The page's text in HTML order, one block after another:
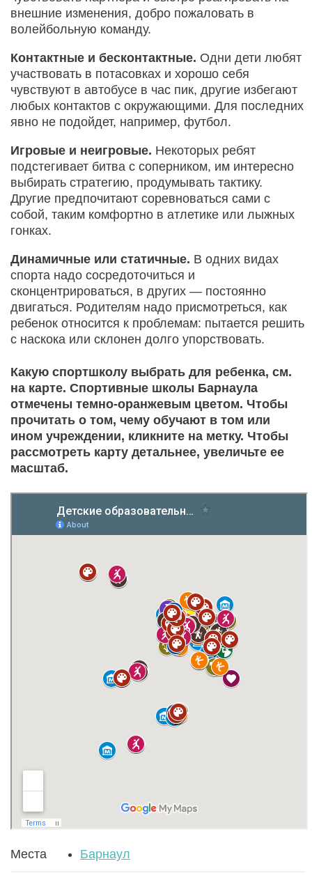
внешние изменения, добро пожаловать в
волейбольную команду.
Контактные и бесконтактные. Одни дети любят
участвовать в потасовках и хорошо себя
чувствуют в автобусе в час пик, другие избегают
любых контактов с окружающими. Для последних
явно не подойдет, например, футбол.
Игровые и неигровые. Некоторых ребят
подстегивает битва с соперником, им интересно
выбирать стратегию, продумывать тактику.
Другие предпочитают соревноваться сами с
собой, таким комфортно в атлетике или лыжных
гонках.
Динамичные или статичные. В одних видах
спорта надо сосредоточиться и
сконцентрироваться, в других — постоянно
двигаться. Родителям надо присмотреться, как
ребенок относится к проблемам: пытается решить
с наскока или склонен долго упорствовать.
Какую спортшколу выбрать для ребенка, см.
на карте. Спортивные школы Барнаула
отмечены темно-оранжевым цветом. Чтобы
прочитать о том, чему обучают в том или
ином учреждении, кликните на метку. Чтобы
рассмотреть карту детальнее, увеличьте ее
масштаб.
Места Барнаул